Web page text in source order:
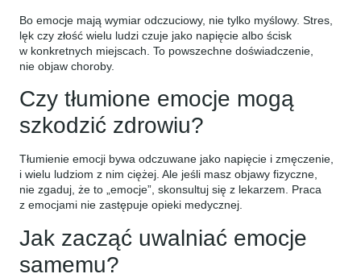
Bo emocje mają wymiar odczuciowy, nie tylko myślowy. Stres,
lęk czy złość wielu ludzi czuje jako napięcie albo ścisk
w konkretnych miejscach. To powszechne doświadczenie,
nie objaw choroby.
Czy tłumione emocje mogą
szkodzić zdrowiu?
Tłumienie emocji bywa odczuwane jako napięcie i zmęczenie,
i wielu ludziom z nim ciężej. Ale jeśli masz objawy fizyczne,
nie zgaduj, że to „emocje”, skonsultuj się z lekarzem. Praca
z emocjami nie zastępuje opieki medycznej.
Jak zacząć uwalniać emocje
samemu?